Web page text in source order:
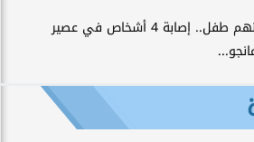
بينهم طفل.. إصابة 4 أشخاص في عصير